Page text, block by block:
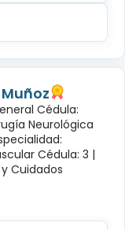
Cédula:
Neurológica
Cédula: 3 |
Cuidados